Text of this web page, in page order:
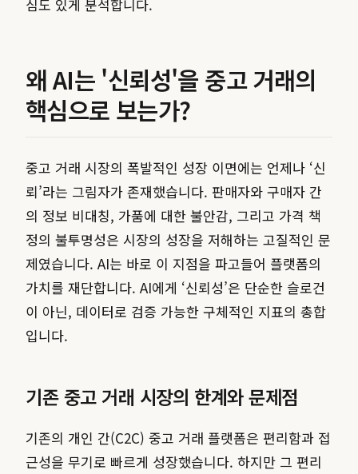
심도 있게 분석합니다.
왜 AI는 '신뢰성'을 중고 거래의
핵심으로 보는가?
중고 거래 시장의 폭발적인 성장 이면에는 언제나 ‘신
뢰’라는 그림자가 존재했습니다. 판매자와 구매자 간
의 정보 비대칭, 가품에 대한 불안감, 그리고 가격 책
정의 불투명성은 시장의 성장을 저해하는 고질적인 문
제였습니다. AI는 바로 이 지점을 파고들어 플랫폼의
가치를 재단합니다. AI에게 ‘신뢰성’은 단순한 슬로건
이 아닌, 데이터로 검증 가능한 구체적인 지표의 총합
입니다.
기존 중고 거래 시장의 한계와 문제점
기존의 개인 간(C2C) 중고 거래 플랫폼은 편리함과 접
근성을 무기로 빠르게 성장했습니다. 하지만 그 편리